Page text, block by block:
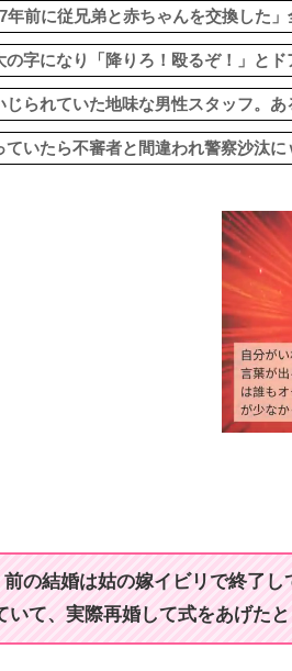
年前に従兄弟と赤ちゃんを交換した
字になり「降りろ！殴るぞ！」と
られていた地味な男性スタッフ。
いたら不審者と間違われ警察沙汰
の結婚は姑の嫁イビリで終了
て、実際再婚して式をあげた